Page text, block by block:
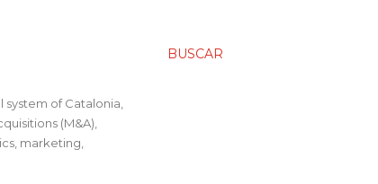
BUSCAR
of Catalonia,
(M&A),
marketing,